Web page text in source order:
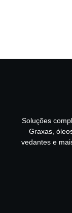
Soluções
Graxas,
vedantes e